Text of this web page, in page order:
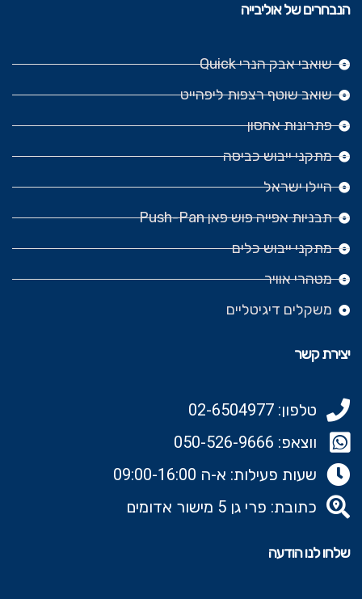
הנבחרים של אוליבייה
שואבי אבק הנרי Quick
שואב שוטף רצפות ליפהייט
פתרונות אחסון
מתקני ייבוש כביסה
היילו ישראל
תבניות אפייה פוש פאן Push-Pan
מתקני ייבוש כלים
מטהרי אוויר
משקלים דיגיטליים
יצירת קשר
טלפון: 02-6504977
ווצאפ: 050-526-9666‬
שעות פעילות: א-ה 09:00-16:00
כתובת: פרי גן 5 מישור אדומים
שלחו לנו הודעה